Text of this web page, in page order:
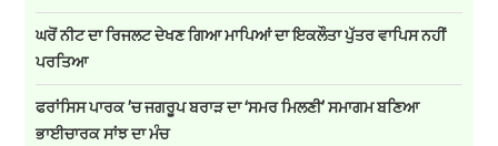
ਘਰੋਂ ਨੀਟ ਦਾ ਰਿਜਲਟ ਦੇਖਣ ਗਿਆ ਮਾਪਿਆਂ ਦਾ ਇਕਲੌਤਾ ਪੁੱਤਰ ਵਾਪਿਸ ਨਹੀਂ
ਪਰਤਿਆ
ਫਰਾਂਸਿਸ ਪਾਰਕ ’ਚ ਜਗਰੂਪ ਬਰਾੜ ਦਾ ‘ਸਮਰ ਮਿਲਣੀ’ ਸਮਾਗਮ ਬਣਿਆ
ਭਾਈਚਾਰਕ ਸਾਂਝ ਦਾ ਮੰਚ